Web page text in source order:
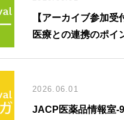
【アーカイブ参加
医療との連携のポイ
2026.06.01
JACP医薬品情報室-